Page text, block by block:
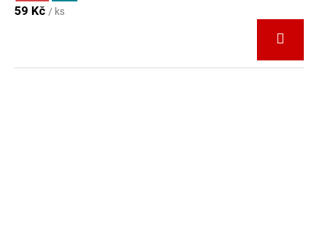
59 Kč / ks